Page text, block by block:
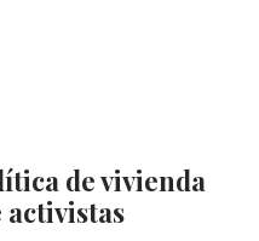
de vivienda
activistas